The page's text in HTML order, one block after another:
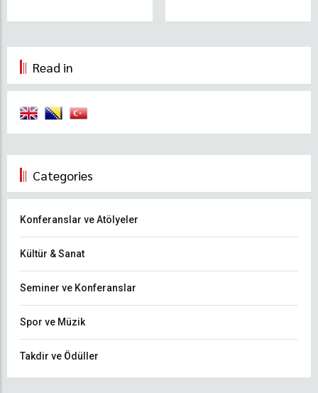
Read in
Categories
Konferanslar ve Atölyeler
Kültür & Sanat
Seminer ve Konferanslar
Spor ve Müzik
Takdir ve Ödüller